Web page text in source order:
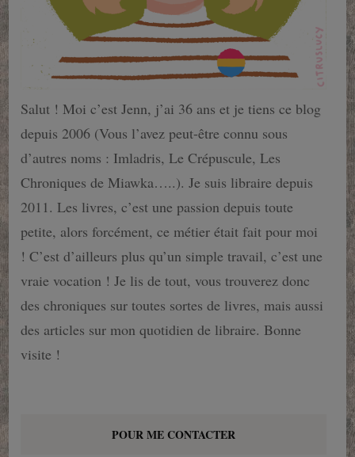
Salut ! Moi c’est Jenn, j’ai 36 ans et je tiens ce blog
depuis 2006 (Vous l’avez peut-être connu sous
d’autres noms : Imladris, Le Crépuscule, Les
Chroniques de Miawka…..). Je suis libraire depuis
2011. Les livres, c’est une passion depuis toute
petite, alors forcément, ce métier était fait pour moi
! C’est d’ailleurs plus qu’un simple travail, c’est une
vraie vocation ! Je lis de tout, vous trouverez donc
des chroniques sur toutes sortes de livres, mais aussi
des articles sur mon quotidien de libraire. Bonne
visite !
POUR ME CONTACTER